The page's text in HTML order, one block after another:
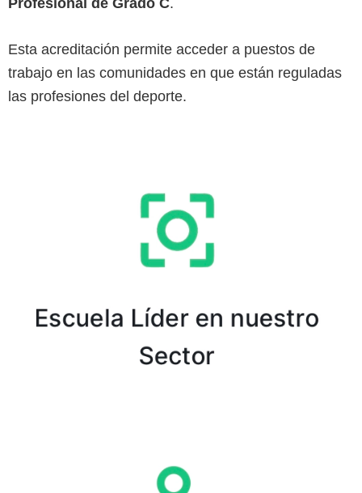
Esta acreditación permite acceder a puestos de
trabajo en las comunidades en que están reguladas
las profesiones del deporte.